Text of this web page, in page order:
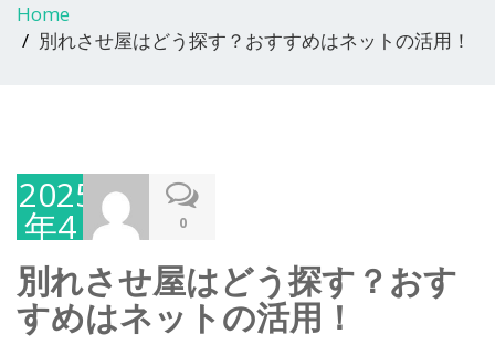
Home
別れさせ屋はどう探す？おすすめはネットの活用！
2025
年4
月
30
日
0
別れさせ屋はどう探す？おす
すめはネットの活用！